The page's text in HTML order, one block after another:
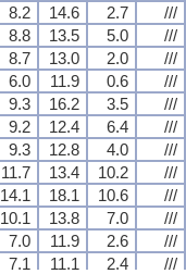
8.2 14.6 2.7
///
8.8 13.5 5.0
///
8.7 13.0 2.0
///
6.0 11.9 0.6
///
9.3 16.2 3.5
///
9.2 12.4 6.4
///
9.3 12.8 4.0
///
11.7 13.4 10.2
///
14.1 18.1 10.6
///
10.1 13.8 7.0
///
7.0 11.9 2.6
///
7.1 11.1 2.4
///
8.2 14.6 2.7
///
8.8 13.5 5.0
///
8.7 13.0 2.0
///
6.0 11.9 0.6
///
9.3 16.2 3.5
///
9.2 12.4 6.4
///
9.3 12.8 4.0
///
11.7 13.4 10.2
///
14.1 18.1 10.6
///
10.1 13.8 7.0
///
7.0 11.9 2.6
///
7.1 11.1 2.4
///
8.2 14.6 2.7
///
8.8 13.5 5.0
///
8.7 13.0 2.0
///
6.0 11.9 0.6
///
9.3 16.2 3.5
///
9.2 12.4 6.4
///
9.3 12.8 4.0
///
11.7 13.4 10.2
///
14.1 18.1 10.6
///
10.1 13.8 7.0
///
7.0 11.9 2.6
///
7.1 11.1 2.4
///
8.2 14.6 2.7
///
8.8 13.5 5.0
///
8.7 13.0 2.0
///
6.0 11.9 0.6
///
9.3 16.2 3.5
///
9.2 12.4 6.4
///
9.3 12.8 4.0
///
11.7 13.4 10.2
///
14.1 18.1 10.6
///
10.1 13.8 7.0
///
7.0 11.9 2.6
///
7.1 11.1 2.4
///